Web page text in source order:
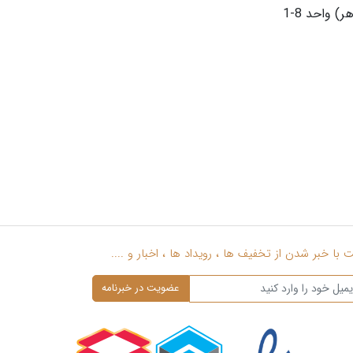
واحد 8-1
با خبر شدن از تخفیف ها ، رویداد ها ، اخبار و ....